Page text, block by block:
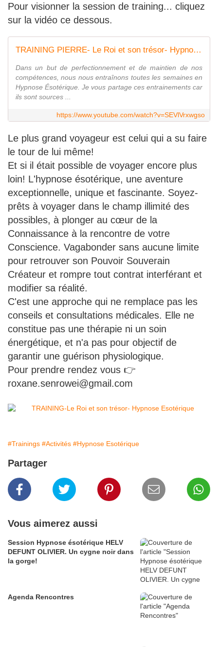
Pour visionner la session de training... cliquez
sur la vidéo ce dessous.
TRAINING PIERRE- Le Roi et son trésor- Hypnose Esotérique-Roxane Senrowei
Dans un but de perfectionnement et de maintien de nos
compétences, nous nous entraînons toutes les semaines en
Hypnose Ésotérique. Je vous partage ces entrainements car
ils sont sources ...
https://www.youtube.com/watch?v=SEVlVrxwgso
Le plus grand voyageur est celui qui a su faire
le tour de lui même!
Et si il était possible de voyager encore plus
loin! L'hypnose ésotérique, une aventure
exceptionnelle, unique et fascinante. Soyez-
prêts à voyager dans le champ illimité des
possibles, à plonger au cœur de la
Connaissance à la rencontre de votre
Conscience. Vagabonder sans aucune limite
pour retrouver son Pouvoir Souverain
Créateur et rompre tout contrat interférant et
modifier sa réalité.
C'est une approche qui ne remplace pas les
conseils et consultations médicales. Elle ne
constitue pas une thérapie ni un soin
énergétique, et n'a pas pour objectif de
garantir une guérison physiologique.
Pour prendre rendez vous 👉
roxane.senrowei@gmail.com
#Trainings #Activités #Hypnose Esotérique
Partager
Vous aimerez aussi
Session Hypnose ésotérique HELV
DEFUNT OLIVIER. Un cygne noir dans
la gorge!
Agenda Rencontres